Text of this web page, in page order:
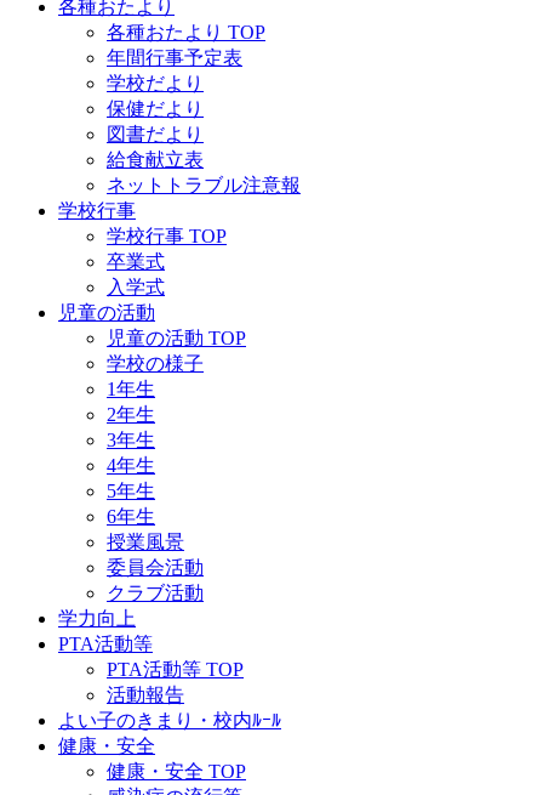
各種おたより
各種おたより TOP
年間行事予定表
学校だより
保健だより
図書だより
給食献立表
ネットトラブル注意報
学校行事
学校行事 TOP
卒業式
入学式
児童の活動
児童の活動 TOP
学校の様子
1年生
2年生
3年生
4年生
5年生
6年生
授業風景
委員会活動
クラブ活動
学力向上
PTA活動等
PTA活動等 TOP
活動報告
よい子のきまり・校内ﾙｰﾙ
健康・安全
健康・安全 TOP